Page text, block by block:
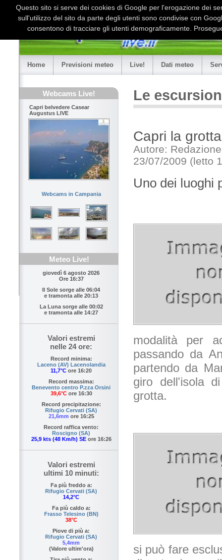
Home Previsioni meteo Live! Dati meteo
Webcams Live!
Capri belvedere Casear
Augustus LIVE
Webcams in Campania
Meteo Live!
giovedì 6 agosto 2026
Ore 16:37
Il Sole sorge alle 06:04
e tramonta alle 20:13
La Luna sorge alle 00:02
e tramonta alle 14:27
Valori estremi
nelle 24 ore:
Record minima:
Laceno (AV) Lacenolandia
11,7°C ore 16:20
Record massima:
Benevento centro P.zza Orsini
39,6°Core 16:30
Record precipitazione:
Rifugio Cervati (SA)
21,6mm ore 16:25
Record raffica vento:
Roscigno (SA)
25,9 kts (48 Km/h) SEore 16:26
Valori estremi
ultimi 10 minuti:
Fa più freddo a:
Rifugio Cervati (SA)
14,2°C
Fa più caldo a:
Frasso Telesino (BN)
38°C
Piove di più a:
Rifugio Cervati (SA)
5,4mm
(Valore ultim'ora)
Le
Capri la
Autore:
23/07/2009 (letto
Uno dei luoghi
modalità per
passando da
partendo da
giro dell'isola
grotta.
si può fare
Questo sito si serve dei cookies di Google per l'erogazione dei
sull'utilizzo del sito da parte degli utenti sono condivise con
consentono di tracciare gli utenti demograficamente.